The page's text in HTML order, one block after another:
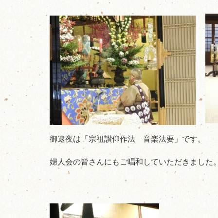
御逮夜は「宗祖讃仰作法 音楽法要」です。
婦人会の皆さんにもご唱和していただきました